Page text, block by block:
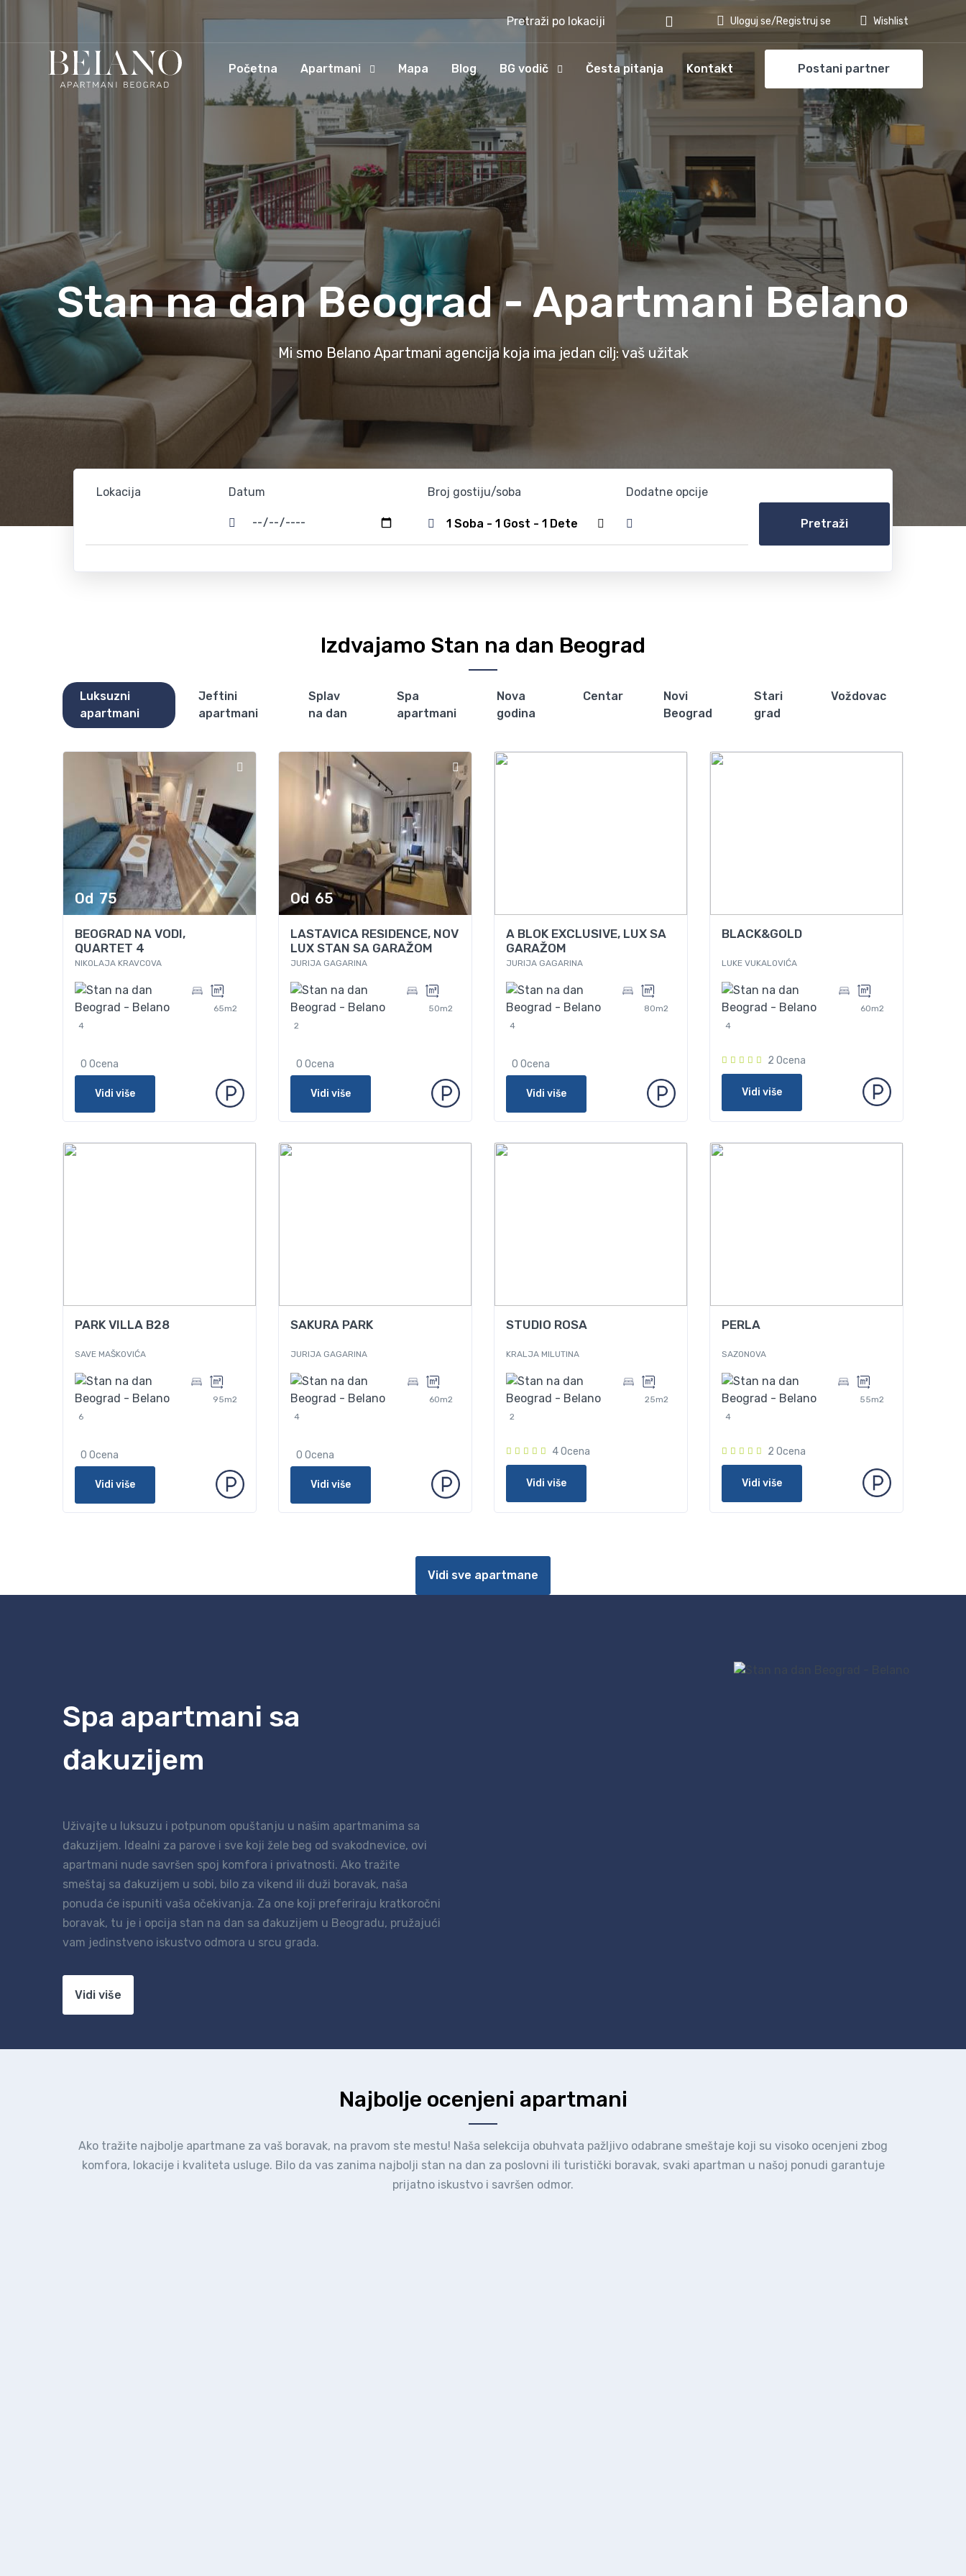
Pretraži po lokaciji Uloguj se/Registruj se Wishlist
Početna Apartmani Mapa Blog BG vodič Česta pitanja Kontakt Postani partner
Stan na dan Beograd - Apartmani Belano
Mi smo Belano Apartmani agencija koja ima jedan cilj: vaš užitak
Lokacija Datum Broj gostiju/soba
1 Soba - 1 Gost - 1 Dete
Dodatne opcije
Pretraži
Izdvajamo Stan na dan Beograd
Luksuzni
apartmani
Jeftini
apartmani
Splav
na dan
Spa
apartmani
Nova
godina
Centar
Novi
Beograd
Stari
grad
Voždovac
Od 75
BEOGRAD NA VODI,
QUARTET 4
NIKOLAJA KRAVCOVA
4
65m2
0 Ocena
Vidi više
Od 65
LASTAVICA RESIDENCE, NOV
LUX STAN SA GARAŽOM
JURIJA GAGARINA
2
50m2
0 Ocena
Vidi više
A BLOK EXCLUSIVE, LUX SA
GARAŽOM
JURIJA GAGARINA
4
80m2
0 Ocena
Vidi više
BLACK&GOLD
LUKE VUKALOVIĆA
4
60m2
2 Ocena
Vidi više
PARK VILLA B28
SAVE MAŠKOVIĆA
6
95m2
0 Ocena
Vidi više
SAKURA PARK
JURIJA GAGARINA
4
60m2
0 Ocena
Vidi više
STUDIO ROSA
KRALJA MILUTINA
2
25m2
4 Ocena
Vidi više
PERLA
SAZONOVA
4
55m2
2 Ocena
Vidi više
Vidi sve apartmane
Spa apartmani sa
đakuzijem
Uživajte u luksuzu i potpunom opuštanju u našim apartmanima sa
đakuzijem. Idealni za parove i sve koji žele beg od svakodnevice, ovi
apartmani nude savršen spoj komfora i privatnosti. Ako tražite
smeštaj sa đakuzijem u sobi, bilo za vikend ili duži boravak, naša
ponuda će ispuniti vaša očekivanja. Za one koji preferiraju kratkoročni
boravak, tu je i opcija stan na dan sa đakuzijem u Beogradu, pružajući
vam jedinstveno iskustvo odmora u srcu grada.
Vidi više
Najbolje ocenjeni apartmani
Ako tražite najbolje apartmane za vaš boravak, na pravom ste mestu! Naša selekcija obuhvata pažljivo odabrane smeštaje koji su visoko ocenjeni zbog
komfora, lokacije i kvaliteta usluge. Bilo da vas zanima najbolji stan na dan za poslovni ili turistički boravak, svaki apartman u našoj ponudi garantuje
prijatno iskustvo i savršen odmor.